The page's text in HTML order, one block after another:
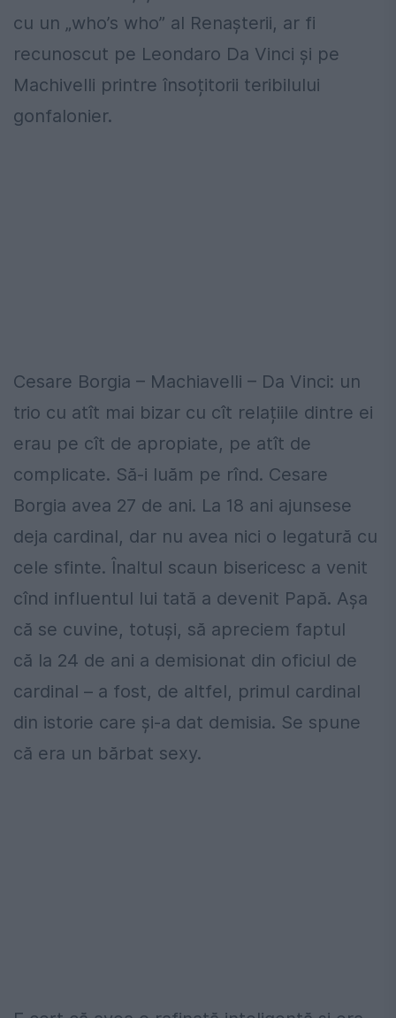
cu un „who’s who” al Renașterii, ar fi
recunoscut pe Leondaro Da Vinci și pe
Machivelli printre însoțitorii teribilului
gonfalonier.
Cesare Borgia – Machiavelli – Da Vinci: un
trio cu atît mai bizar cu cît relațiile dintre ei
erau pe cît de apropiate, pe atît de
complicate. Să-i luăm pe rînd. Cesare
Borgia avea 27 de ani. La 18 ani ajunsese
deja cardinal, dar nu avea nici o legatură cu
cele sfinte. Înaltul scaun bisericesc a venit
cînd influentul lui tată a devenit Papă. Așa
că se cuvine, totuși, să apreciem faptul
că la 24 de ani a demisionat din oficiul de
cardinal – a fost, de altfel, primul cardinal
din istorie care și-a dat demisia. Se spune
că era un bărbat sexy.